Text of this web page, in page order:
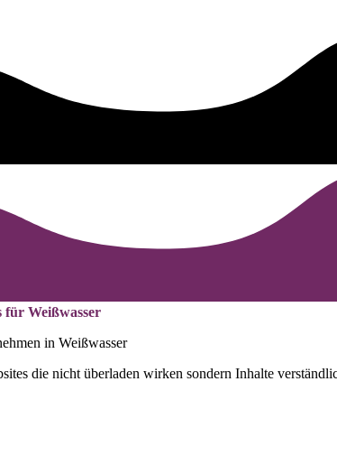
für Weißwasser
in Weißwasser
die nicht überladen wirken sondern Inhalte